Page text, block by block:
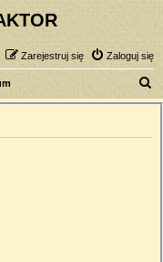
Zaloguj się
Zarejestruj się
z